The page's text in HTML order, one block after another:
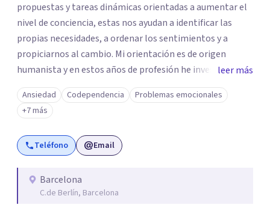
propuestas y tareas dinámicas orientadas a aumentar el
nivel de conciencia, estas nos ayudan a identificar las
propias necesidades, a ordenar los sentimientos y a
propiciarnos al cambio. Mi orientación es de origen
humanista y en estos años de profesión he investigado y
conocido diferentes técnicas y herramientas de trabajo.
Métodos terapéuticos que perciben al ser humano como
su totalidad: psique, cuerpo y emoción, para mejorar el
estado interno de las personas y conseguir estar en la
vida de una forma más plena.
leer más
Ansiedad Codependencia
Problemas emocionales
+7 más
Teléfono Email
Barcelona
C.de Berlín, Barcelona